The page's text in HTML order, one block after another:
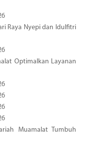
Raya Nyepi dan Idulfitri
Optimalkan Layanan
Muamalat Tumbuh